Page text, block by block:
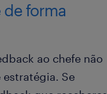
forma
ao chefe não
Se